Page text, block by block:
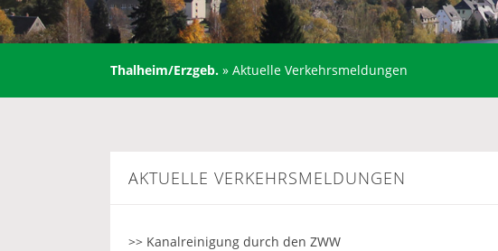
Thalheim/Erzgeb. » Aktuelle Verkehrsmeldungen
AKTUELLE VERKEHRSMELDUNGEN
>> Kanalreinigung durch den ZWW